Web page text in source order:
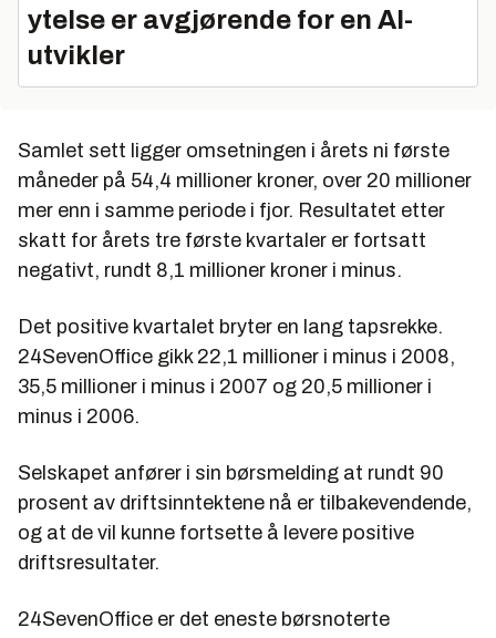
ytelse er avgjørende for en AI-
utvikler
Samlet sett ligger omsetningen i årets ni første
måneder på 54,4 millioner kroner, over 20 millioner
mer enn i samme periode i fjor. Resultatet etter
skatt for årets tre første kvartaler er fortsatt
negativt, rundt 8,1 millioner kroner i minus.
Det positive kvartalet bryter en lang tapsrekke.
24SevenOffice gikk 22,1 millioner i minus i 2008,
35,5 millioner i minus i 2007 og 20,5 millioner i
minus i 2006.
Selskapet anfører i sin børsmelding at rundt 90
prosent av driftsinntektene nå er tilbakevendende,
og at de vil kunne fortsette å levere positive
driftsresultater.
24SevenOffice er det eneste børsnoterte